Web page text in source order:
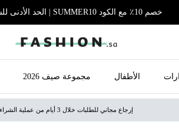
خصم 10٪ مع الكود SUMMER10 | الحد الأدنى للشراء 100
الأطفال مجموعة صيف 2026
إرجاع مجاني للطلبات خلال 3 أيام من عملية الشراء